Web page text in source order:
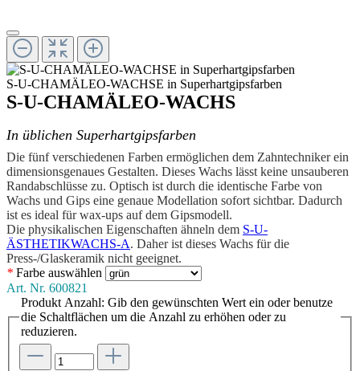
S-U-CHAMÄLEO-WACHSE in Superhartgipsfarben
S-U-CHAMÄLEO-WACHS
In üblichen Superhartgipsfarben
Die fünf verschiedenen Farben ermöglichen dem Zahntechniker ein
dimensionsgenaues Gestalten. Dieses Wachs lässt keine unsauberen
Randabschlüsse zu. Optisch ist durch die identische Farbe von
Wachs und Gips eine genaue Modellation sofort sichtbar. Dadurch
ist es ideal für wax-ups auf dem Gipsmodell.
Die physikalischen Eigenschaften ähneln dem S-U-
ÄSTHETIKWACHS-A. Daher ist dieses Wachs für die
Press-/Glaskeramik nicht geeignet.
* Farbe auswählen
Art. Nr. 600821
Produkt Anzahl: Gib den gewünschten Wert ein oder benutze
die Schaltflächen um die Anzahl zu erhöhen oder zu
reduzieren.